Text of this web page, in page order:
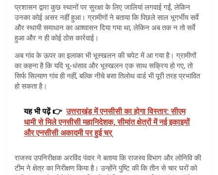
प्रशासन द्वारा कुछ स्थानों पर सुरक्षा के लिए जालियां लगवाई गईं, लेकिन
उनका कोई असर नहीं हुआ। ग्रामीणों ने बताया कि पिछले साल भूगर्भीय सर्वे
और स्थायी समाधान का आश्वासन दिया गया था, लेकिन अब तक न तो सर्वे
हुआ और न ही कोई ठोस कार्रवाई।
अब गांव के ऊपर का इलाका भी भूस्खलन की चपेट में आ गया है। ग्रामीणों
का कहना है कि यदि भू-धंसाव और भूस्खलन एक साथ सक्रिय हो गए, तो
सिर्फ सिल्याण गांव ही नहीं, बल्कि नीचे बसा तिलोथ वार्ड भी पूरी तरह प्रभावित
हो सकता है।
यह भी पढ़ें 👉 उत्तराखंड में एनसीसी का होगा विस्तार: सीएम
धामी से मिले एनसीसी महानिदेशक, सीमांत क्षेत्रों में नई इकाइयों
और एनसीसी अकादमी पर हुई चर्
राजस्व उपनिरीक्षक अरविंद पंवार ने बताया कि राजस्व विभाग और लोनिवि की
टीम ने क्षेत्र का निरीक्षण किया है। उन्होंने पुष्टि की कि तीन से चार घरों को